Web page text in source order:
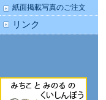
紙面掲載写真のご注文
リンク